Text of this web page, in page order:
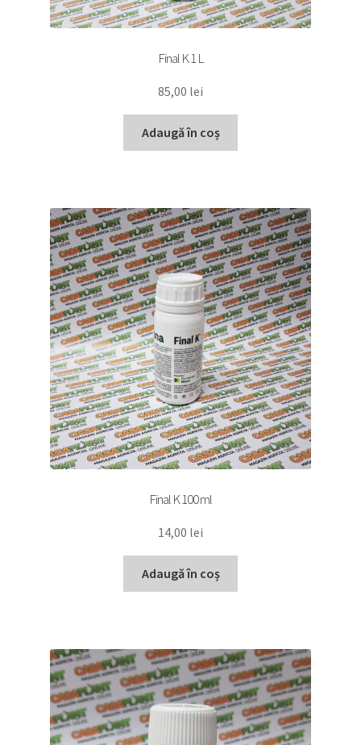
Final K 1 L
85,00 lei
Adaugă în coș
Final K 100 ml
14,00 lei
Adaugă în coș